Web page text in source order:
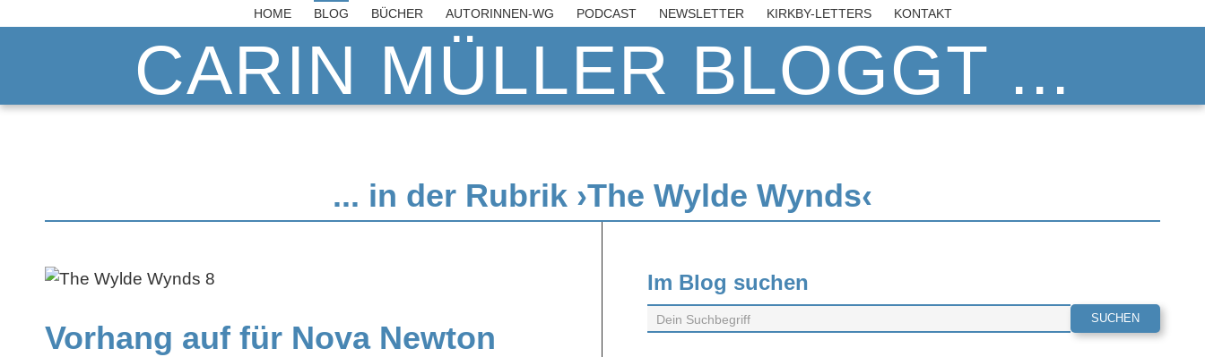
HOME BLOG BÜCHER AUTORINNEN-WG PODCAST NEWSLETTER KIRKBY-LETTERS KONTAKT
CARIN MÜLLER BLOGGT ...
... in der Rubrik ›The Wylde Wynds‹
Vorhang auf für Nova Newton
Im Blog suchen